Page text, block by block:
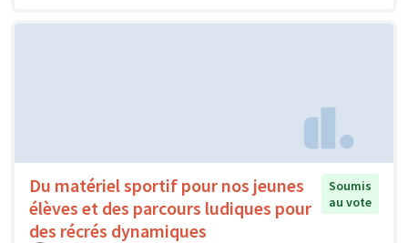
Du matériel sportif pour nos jeunes
élèves et des parcours ludiques pour
des récrés dynamiques
Soumis
au vote